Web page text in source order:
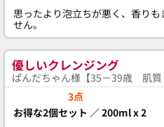
思ったより泡立ちが悪く、香り
せん。
優しいクレンジング
ぱんだちゃん様【35－39歳 肌質
3点
お得な2個セット ／ 200ml x 2